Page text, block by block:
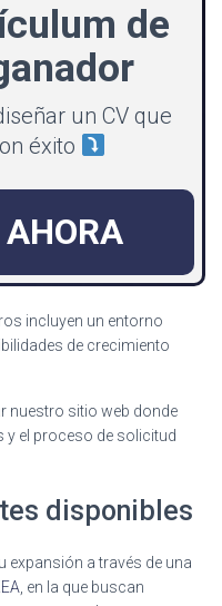
de
un CV que
éxito
incluyen un entorno
de crecimiento
nuestro sitio web donde
el proceso de solicitud
disponibles
expansión a través de una
, en la que buscan